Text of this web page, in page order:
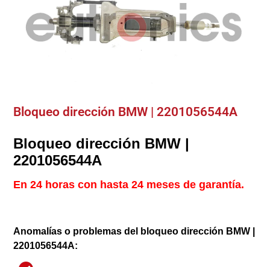
Bloqueo dirección BMW | 2201056544A
Bloqueo dirección BMW |
2201056544A
En 24 horas con hasta 24 meses de garantía.
Anomalías o problemas del bloqueo dirección BMW |
2201056544A: